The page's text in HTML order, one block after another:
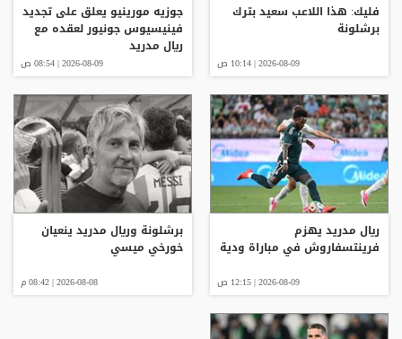
فليك: هذا اللاعب سعيد بترك
برشلونة
2026-08-09 | 10:14 ص
جوزيه مورينيو يعلق على تجديد
فينيسيوس جونيور لعقده مع
ريال مدريد
2026-08-09 | 08:54 ص
ريال مدريد يهزم
فرينتسفاروش في مباراة ودية
2026-08-09 | 12:15 ص
برشلونة وريال مدريد ينعيان
خورخي ميسي
2026-08-08 | 08:42 م